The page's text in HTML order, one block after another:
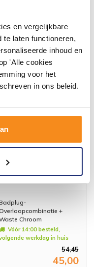
en vergelijkbare
te laten functioneren,
inhoud en
'Alle cookies
voor het
in ons beleid.
44,95
Meer info
+
Chroom
Badplugafvoer
Vóór 14:00 besteld,
werkdag in huis
54,45
45,00